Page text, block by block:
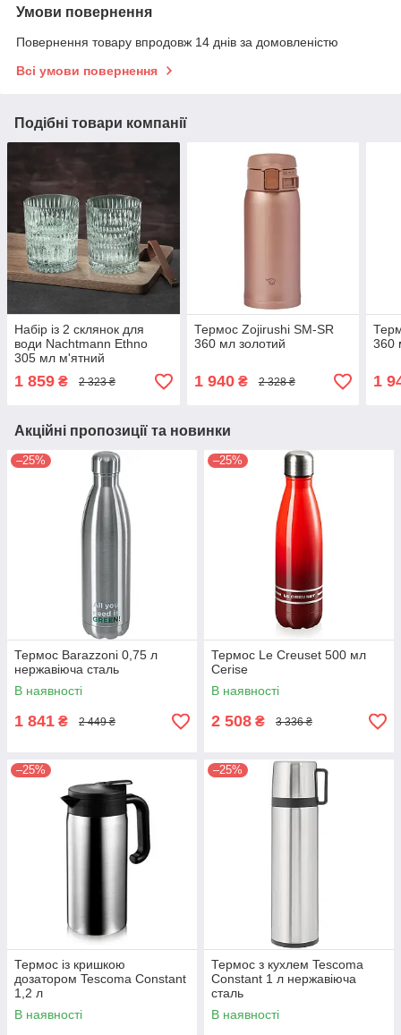
Умови повернення
Повернення товару впродовж 14 днів за домовленістю
Всі умови повернення
Подібні товари компанії
Набір із 2 склянок для
води Nachtmann Ethno
305 мл м'ятний
1 859 ₴ 2 323 ₴
Термос Zojirushi SM-SR
360 мл золотий
1 940₴ 2 328 ₴
360
1
Акційні пропозиції та новинки
–25%
Термос Barazzoni 0,75 л
нержавіюча сталь
В наявності
1 841 ₴ 2 449 ₴
–25%
Термос Le Creuset 500 мл
Сerise
В наявності
2 508 ₴ 3 336 ₴
–25%
Термос із кришкою
дозатором Tescoma Constant
1,2 л
В наявності
–25%
Термос з кухлем Tescoma
Constant 1 л нержавіюча
сталь
В наявності